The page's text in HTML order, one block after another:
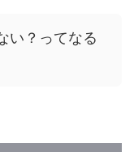
い？ってなる